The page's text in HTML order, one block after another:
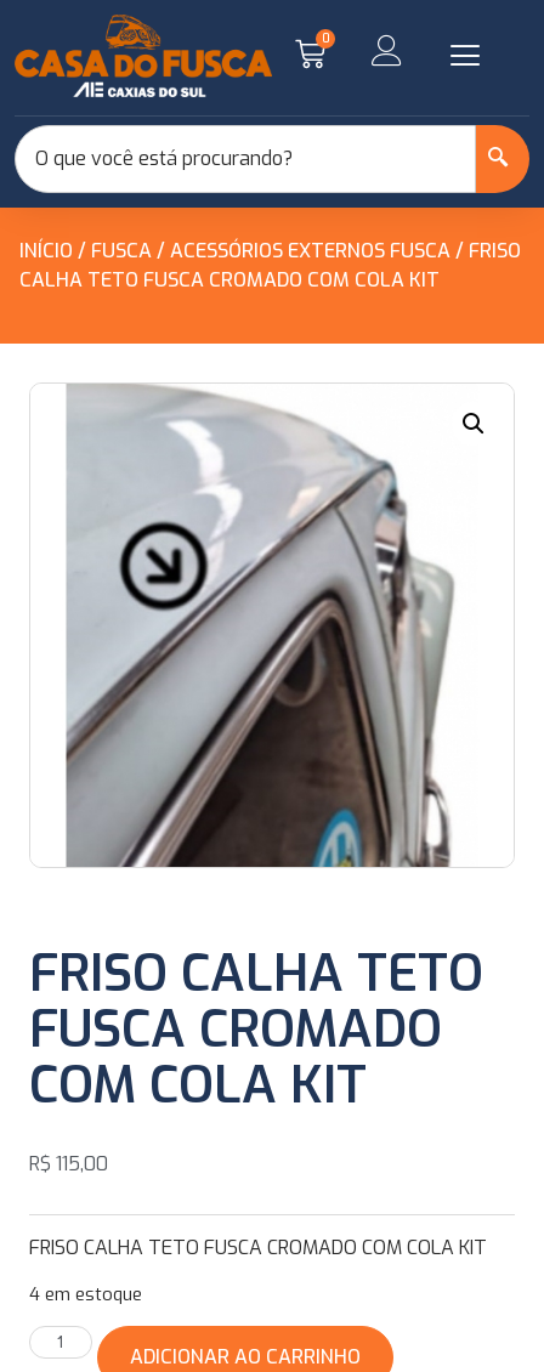
0
INÍCIO / FUSCA/ACESSÓRIOS EXTERNOS FUSCA/ FRISO
CALHA TETO FUSCA CROMADO COM COLA KIT
FRISO CALHA TETO
FUSCA CROMADO
COM COLA KIT
R$ 115,00
FRISO CALHA TETO FUSCA CROMADO COM COLA KIT
4 em estoque
ADICIONAR AO CARRINHO